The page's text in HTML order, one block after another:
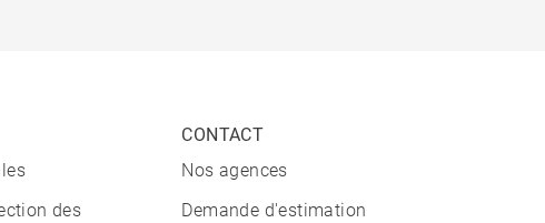
des
CONTACT
Nos agences
Demande d'estimation